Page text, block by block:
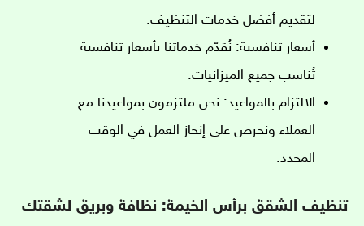
لتقديم أفضل خدمات التنظيف.
أسعار تنافسية: نُقدّم خدماتنا بأسعار تنافسية
تُناسب جميع الميزانيات.
الالتزام بالمواعيد: نحن ملتزمون بمواعيدنا مع
العملاء ونحرص على إنجاز العمل في الوقت
المحدد.
تنظيف الشقق برأس الخيمة: نظافة وبريق لشقتك